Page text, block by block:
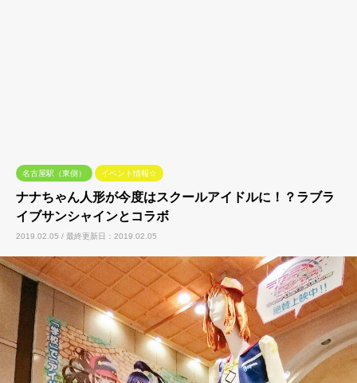
名古屋駅（東側） イベント情報☆
ナナちゃん人形が今度はスクールアイドルに！？ラブラ
イブサンシャインとコラボ
2019.02.05 / 最終更新日：2019.02.05